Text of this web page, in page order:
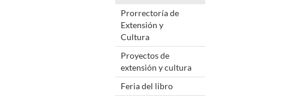
Prorrectoría de
Extensión y
Cultura
Proyectos de
extensión y cultura
Feria del libro